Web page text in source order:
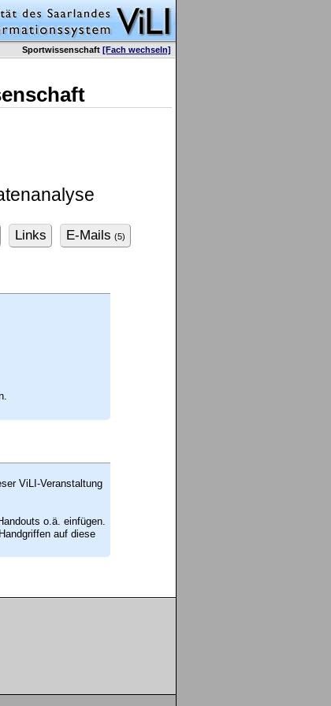
Sportwissenschaft [Fach wechseln]
Links E-Mails (5)
ViLI-Veranstaltung
o.ä. einfügen.
auf diese